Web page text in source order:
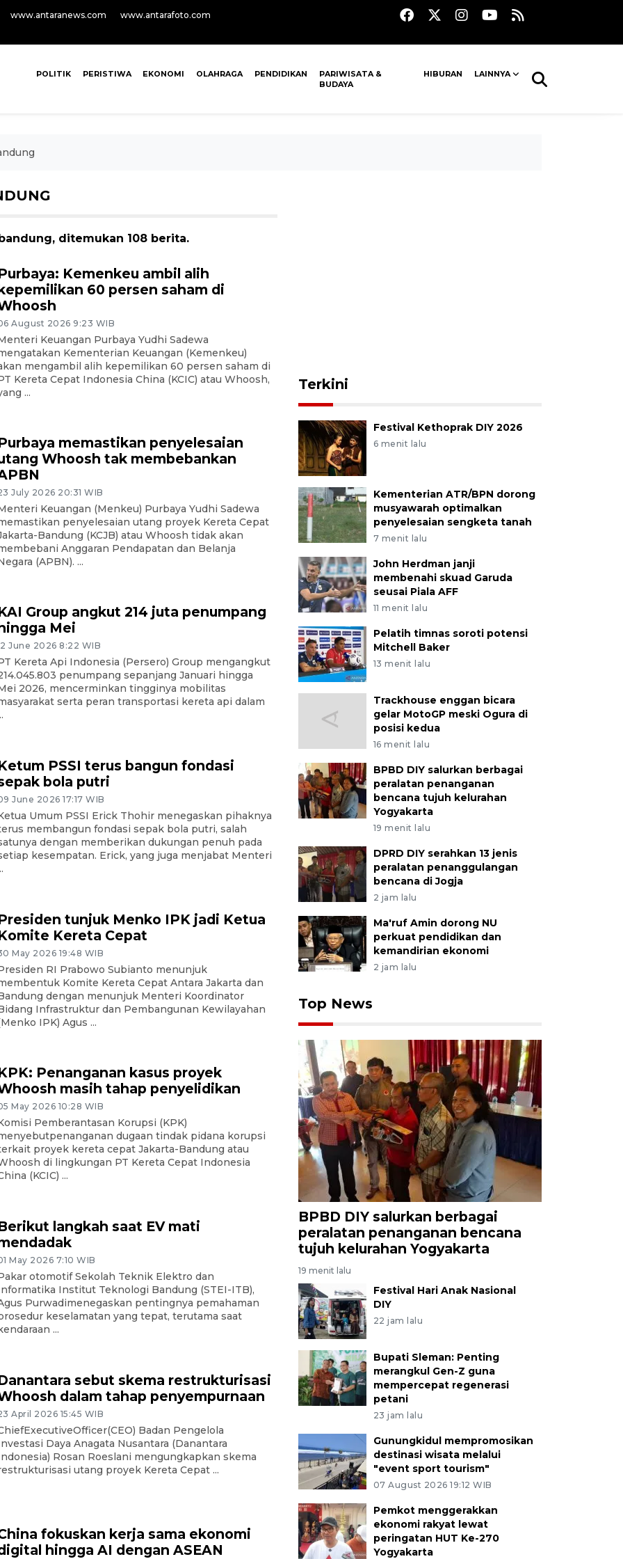
www.antaranews.com www.antarafoto.com
POLITIK PERISTIWA EKONOMI OLAHRAGA PENDIDIKAN
PARIWISATA &
BUDAYA
HIBURAN LAINNYA
ditemukan 108 berita.
Kemenkeu ambil alih
60 persen saham di
August 2026 9:23 WIB
Keuangan Purbaya Yudhi Sadewa
Kementerian Keuangan (Kemenkeu)
mengambil alih kepemilikan 60 persen saham di
Kereta Cepat Indonesia China (KCIC) atau Whoosh,
...
memastikan penyelesaian
Whoosh tak membebankan
July 2026 20:31 WIB
Keuangan (Menkeu) Purbaya Yudhi Sadewa
penyelesaian utang proyek Kereta Cepat
Bandung (KCJB) atau Whoosh tidak akan
Anggaran Pendapatan dan Belanja
(APBN). ...
Group angkut 214 juta penumpang
Mei
June 2026 8:22 WIB
Kereta Api Indonesia (Persero) Group mengangkut
penumpang sepanjang Januari hingga
2026, mencerminkan tingginya mobilitas
serta peran transportasi kereta api dalam
PSSI terus bangun fondasi
bola putri
June 2026 17:17 WIB
Umum PSSI Erick Thohir menegaskan pihaknya
membangun fondasi sepak bola putri, salah
dengan memberikan dukungan penuh pada
kesempatan. Erick, yang juga menjabat Menteri
tunjuk Menko IPK jadi Ketua
Kereta Cepat
May 2026 19:48 WIB
RI Prabowo Subianto menunjuk
Komite Kereta Cepat Antara Jakarta dan
dengan menunjuk Menteri Koordinator
Infrastruktur dan Pembangunan Kewilayahan
IPK) Agus ...
Penanganan kasus proyek
masih tahap penyelidikan
May 2026 10:28 WIB
Pemberantasan Korupsi (KPK)
dugaan tindak pidana korupsi
proyek kereta cepat Jakarta-Bandung atau
di lingkungan PT Kereta Cepat Indonesia
(KCIC) ...
langkah saat EV mati
May 2026 7:10 WIB
otomotif Sekolah Teknik Elektro dan
Institut Teknologi Bandung (STEI-ITB),
Purwadimenegaskan pentingnya pemahaman
keselamatan yang tepat, terutama saat
...
sebut skema restrukturisasi
dalam tahap penyempurnaan
April 2026 15:45 WIB
Badan Pengelola
Daya Anagata Nusantara (Danantara
Rosan Roeslani mengungkapkan skema
utang proyek Kereta Cepat ...
fokuskan kerja sama ekonomi
hingga AI dengan ASEAN
Terkini
Festival Kethoprak DIY 2026
6 menit lalu
Kementerian ATR/BPN dorong
musyawarah optimalkan
penyelesaian sengketa tanah
7 menit lalu
John Herdman janji
membenahi skuad Garuda
seusai Piala AFF
11 menit lalu
Pelatih timnas soroti potensi
Mitchell Baker
13 menit lalu
Trackhouse enggan bicara
gelar MotoGP meski Ogura di
posisi kedua
16 menit lalu
BPBD DIY salurkan berbagai
peralatan penanganan
bencana tujuh kelurahan
Yogyakarta
19 menit lalu
DPRD DIY serahkan 13 jenis
peralatan penanggulangan
bencana di Jogja
2 jam lalu
Ma'ruf Amin dorong NU
perkuat pendidikan dan
kemandirian ekonomi
2 jam lalu
Top News
BPBD DIY salurkan berbagai
peralatan penanganan bencana
tujuh kelurahan Yogyakarta
19 menit lalu
Festival Hari Anak Nasional
DIY
22 jam lalu
Bupati Sleman: Penting
merangkul Gen-Z guna
mempercepat regenerasi
petani
23 jam lalu
Gunungkidul mempromosikan
destinasi wisata melalui
"event sport tourism"
07 August 2026 19:12 WIB
Pemkot menggerakkan
ekonomi rakyat lewat
peringatan HUT Ke-270
Yogyakarta